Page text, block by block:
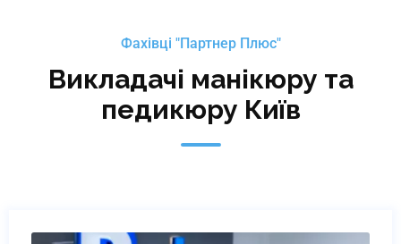
Фахівці "Партнер Плюс"
Викладачі манікюру та
педикюру Київ